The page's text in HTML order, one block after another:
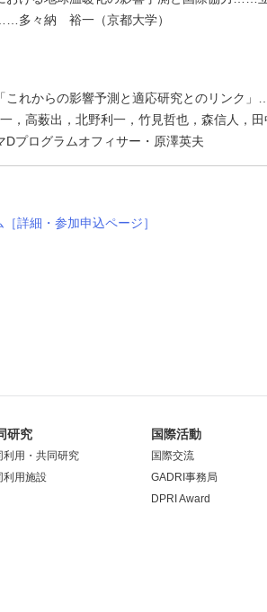
多々納 裕一（京都大学）
これからの影響予測と適応研究とのリンク
，高薮出，北野利一，竹見哲也，森信人，
プログラムオフィサー・原澤英夫
詳細・参加申込ページ］
研究
利用・共同研究
利用施設
国際活動
国際交流
GADRI事務局
DPRI Award